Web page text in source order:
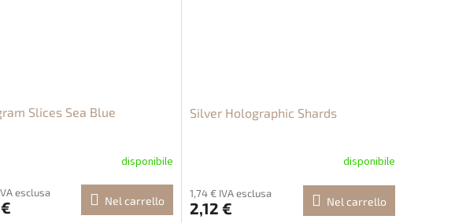
Slices Sea Blue
disponibile
esclusa
Nel carrello
Silver Holographic Shards
disponibile
1,74 € IVA esclusa
2,12 € Nel carrello